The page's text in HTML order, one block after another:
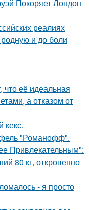
Покоряет Лондон
реалиях
родную и до боли
её идеальная
а отказом от
кекс.
"Романофф".
Привлекательным":
80 кг, откровенно
- я просто